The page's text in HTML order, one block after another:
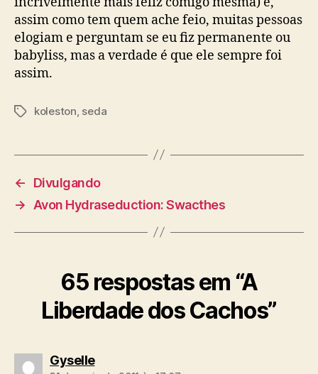
assim como tem quem ache feio, muitas pessoas
elogiam e perguntam se eu fiz permanente ou
babyliss, mas a verdade é que ele sempre foi
assim.
Tagskoleston seda
←
Divulgando
→
Avon Hydraseduction: Swacthes
65 respostas em “A
Liberdade dos Cachos”
Gysellediz: